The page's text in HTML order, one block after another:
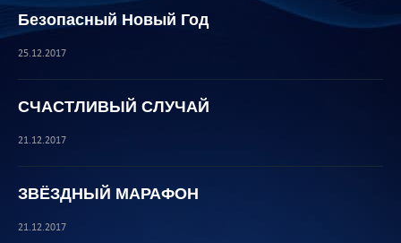
Безопасный Новый Год
25.12.2017
СЧАСТЛИВЫЙ СЛУЧАЙ
21.12.2017
ЗВЁЗДНЫЙ МАРАФОН
21.12.2017